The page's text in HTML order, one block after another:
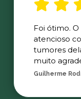
Foi ótimo.
atencioso
tumores
muito
Guilherme